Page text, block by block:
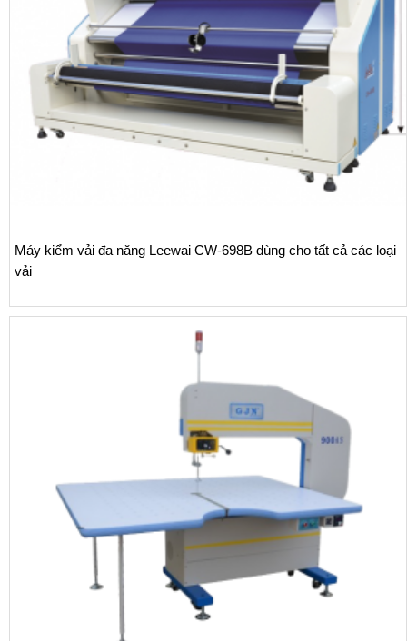
Máy kiểm vải đa năng Leewai CW-698B dùng cho tất cả các loại
vải